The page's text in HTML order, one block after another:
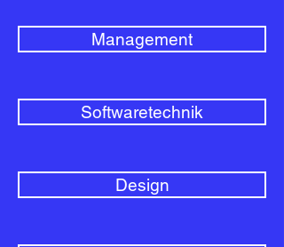
Management
Softwaretechnik
Design